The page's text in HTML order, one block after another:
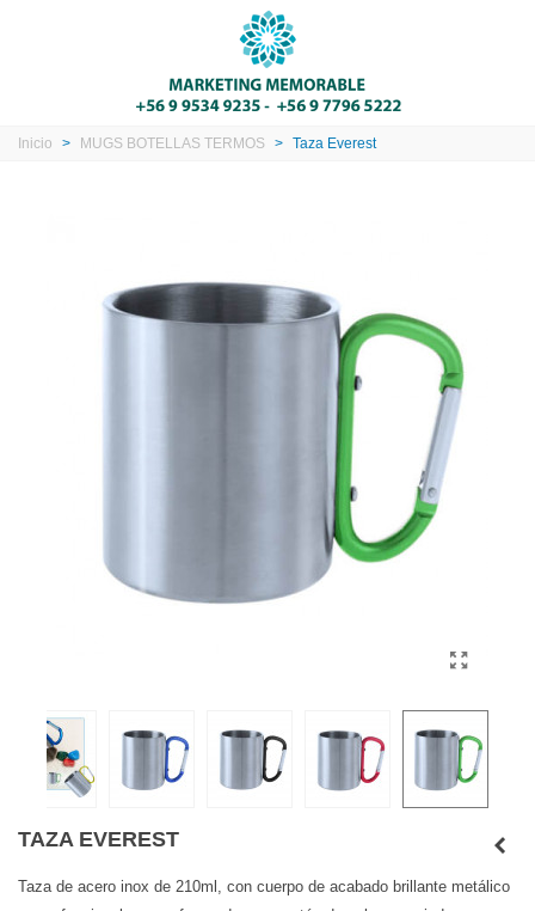
Inicio > MUGS BOTELLAS TERMOS > Taza Everest
TAZA EVEREST
Taza de acero inox de 210ml, con cuerpo de acabado brillante metálico